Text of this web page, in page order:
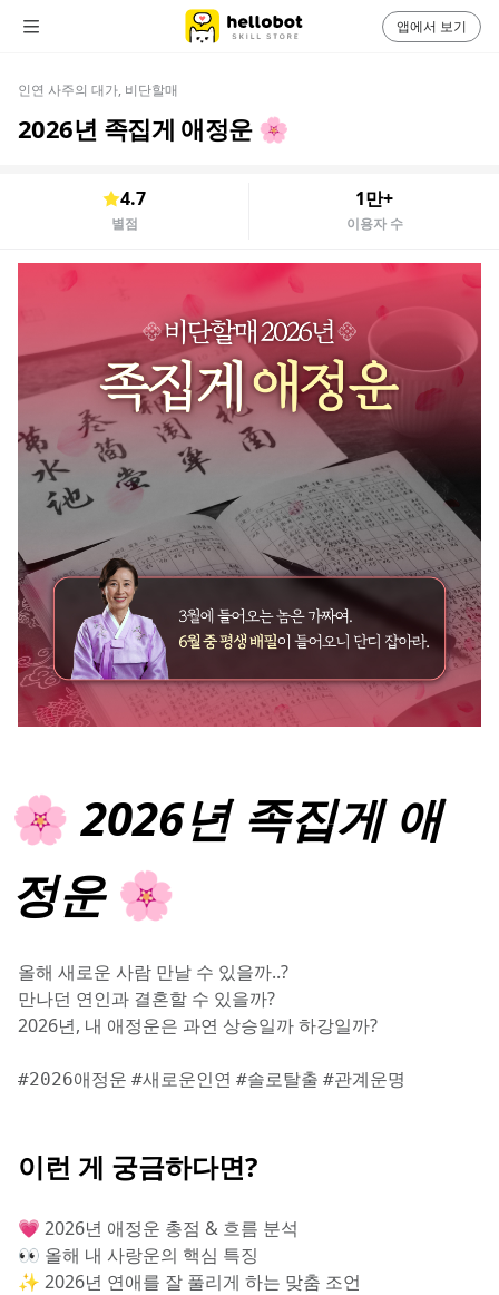
인연 사주의 대가, 비단할매
2026년 족집게 애정운 🌸
4.7
별점
1만+
이용자 수
🌸 2026년 족집게 애
정운 🌸
올해 새로운 사람 만날 수 있을까..?
만나던 연인과 결혼할 수 있을까?
2026년, 내 애정운은 과연 상승일까 하강일까?
#2026애정운 #새로운인연 #솔로탈출 #관계운명
이런 게 궁금하다면?
💗 2026년 애정운 총점 & 흐름 분석
👀 올해 내 사랑운의 핵심 특징
✨ 2026년 연애를 잘 풀리게 하는 맞춤 조언
앱에서 보기